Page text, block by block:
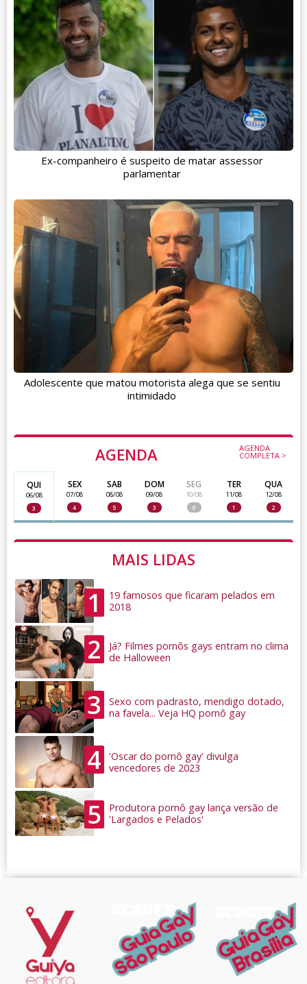
AGENDA AGENDA
COMPLETA >
QUI
06/08
3
SEX
07/08
4
SAB
08/08
5
DOM
09/08
3
SEG
10/08
0
TER
11/08
1
QUA
12/08
2
MAIS LIDAS
1
19 famosos que ficaram pelados em
2018
2
Já? Filmes pornôs gays entram no clima
de Halloween
3
Sexo com padrasto, mendigo dotado,
na favela... Veja HQ pornô gay
4
'Oscar do pornô gay' divulga
vencedores de 2023
5
Produtora pornô gay lança versão de
'Largados e Pelados'
Ex-companheiro é suspeito de matar assessor
parlamentar
Adolescente que matou motorista alega que se sentiu
intimidado